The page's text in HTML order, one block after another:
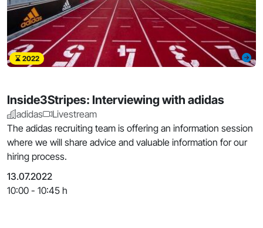
2022
Inside3Stripes: Interviewing with adidas
adidas
Livestream
The adidas recruiting team is offering an information session
where we will share advice and valuable information for our
hiring process.
13.07.2022
10:00 - 10:45 h